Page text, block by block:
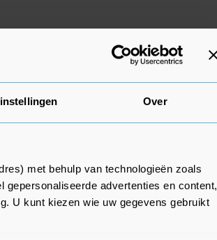
Over
met behulp van technologieën zoals
advertenties en content,
U kunt kiezen wie uw gegevens gebruikt